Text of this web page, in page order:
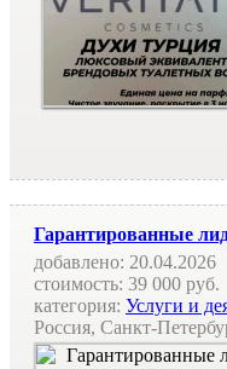
Гарантированные
добавлено: 20.04.2026
стоимость: 39 000 руб.
категория: Услуги и
Россия, Санкт-